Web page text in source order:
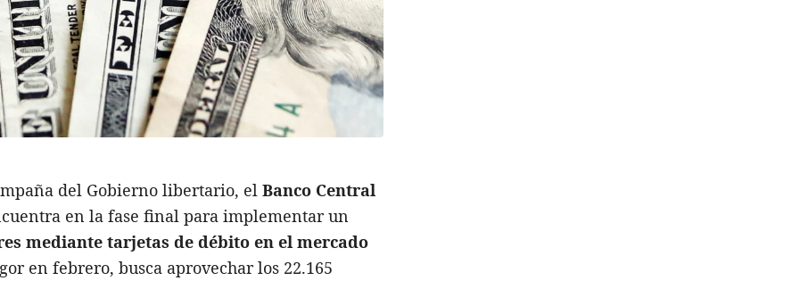
del Gobierno libertario, el Banco Central
en la fase final para implementar un
mediante tarjetas de débito en el mercado
en febrero, busca aprovechar los 22.165